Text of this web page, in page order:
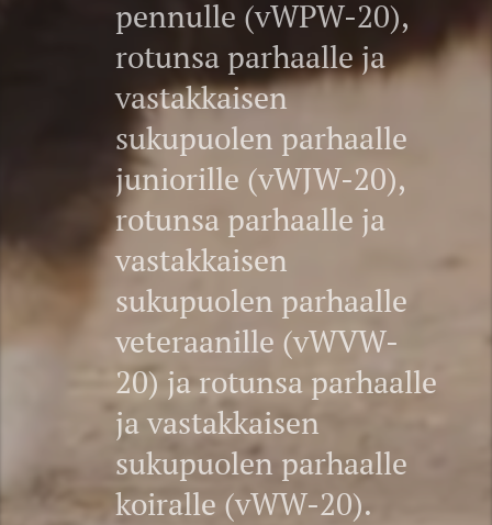
pennulle (vWPW-20),
rotunsa parhaalle ja
vastakkaisen
sukupuolen parhaalle
juniorille (vWJW-20),
rotunsa parhaalle ja
vastakkaisen
sukupuolen parhaalle
veteraanille (vWVW-
20) ja rotunsa parhaalle
ja vastakkaisen
sukupuolen parhaalle
koiralle (vWW-20).